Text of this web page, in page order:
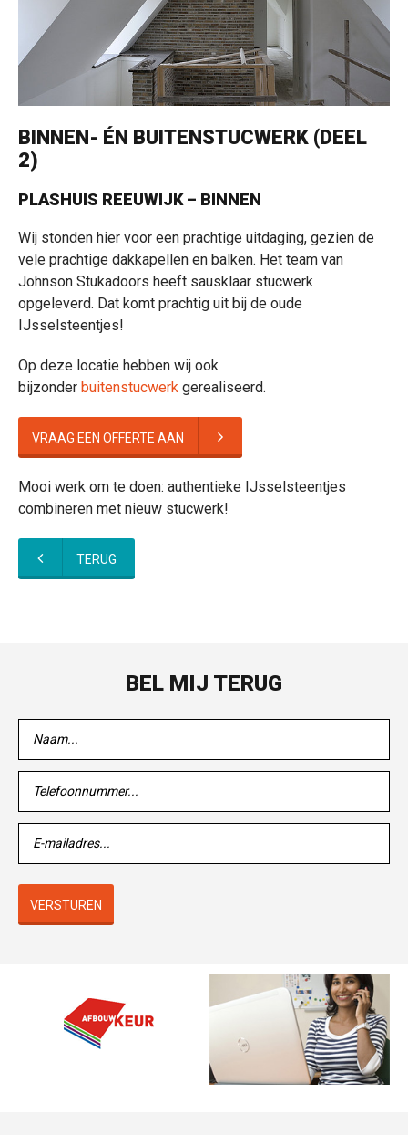
BINNEN- ÉN BUITENSTUCWERK (DEEL
2)
PLASHUIS REEUWIJK – BINNEN
Wij stonden hier voor een prachtige uitdaging, gezien de
vele prachtige dakkapellen en balken. Het team van
Johnson Stukadoors heeft sausklaar stucwerk
opgeleverd. Dat komt prachtig uit bij de oude
IJsselsteentjes!
Op deze locatie hebben wij ook
bijzonder buitenstucwerk gerealiseerd.
VRAAG EEN OFFERTE AAN
Mooi werk om te doen: authentieke IJsselsteentjes
combineren met nieuw stucwerk!
TERUG
BEL MIJ TERUG
VERSTUREN